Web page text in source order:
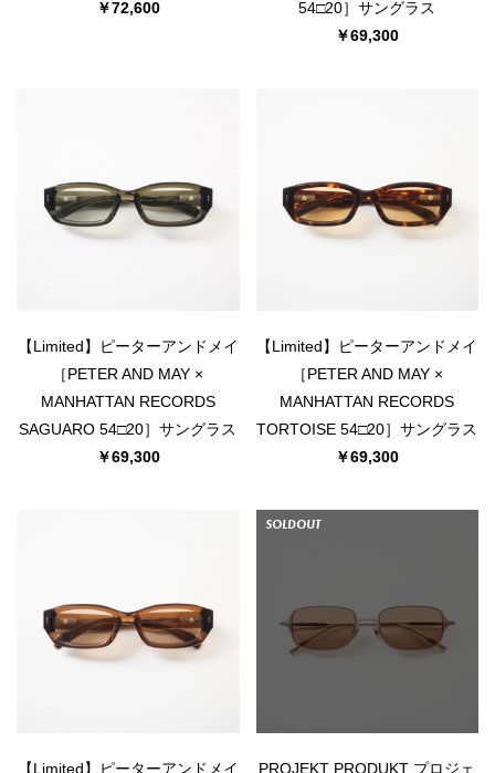
￥72,600
54□20］サングラス
￥69,300
【Limited】ピーターアンドメイ
［PETER AND MAY ×
MANHATTAN RECORDS
SAGUARO 54□20］サングラス
￥69,300
【Limited】ピーターアンドメイ
［PETER AND MAY ×
MANHATTAN RECORDS
TORTOISE 54□20］サングラス
￥69,300
【Limited】ピーターアンドメイ
SOLDOUT
PROJEKT PRODUKT プロジェ